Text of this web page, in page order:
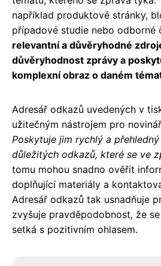
například produktové stránky,
případové studie nebo odborné
relevantní a důvěryhodné
důvěryhodnost zprávy a
komplexní obraz o daném
Adresář odkazů uvedených v
užitečným nástrojem pro
Poskytuje jim rychlý a
důležitých odkazů, které se ve
tomu mohou snadno ověřit
doplňující materiály a
Adresář odkazů tak usnadňuje
zvyšuje pravděpodobnost, že
setká s pozitivním ohlasem.